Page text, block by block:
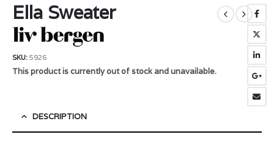
Ella Sweater
SKU: 5926
This product is currently out of stock and unavailable.
DESCRIPTION